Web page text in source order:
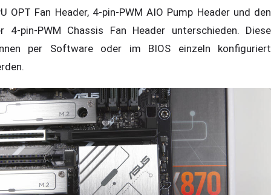
OPT Fan Header, 4-pin-PWM AIO Pump Header und den
4-pin-PWM Chassis Fan Header unterschieden. Diese
per Software oder im BIOS einzeln konfiguriert